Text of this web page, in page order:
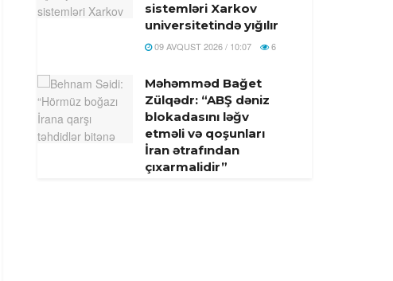
sistemləri Xarkov
universitetində yığılır
09 AVQUST 2026 / 10:07 6
Məhəmməd Bağet
Zülqədr: “ABŞ dəniz
blokadasını ləğv
etməli və qoşunları
İran ətrafından
çıxarmalidir”